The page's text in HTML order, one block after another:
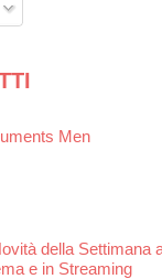
Men
della Settimana
e in Streaming